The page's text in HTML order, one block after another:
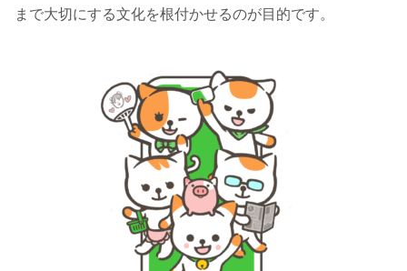
まで大切にする文化を根付かせるのが目的です。